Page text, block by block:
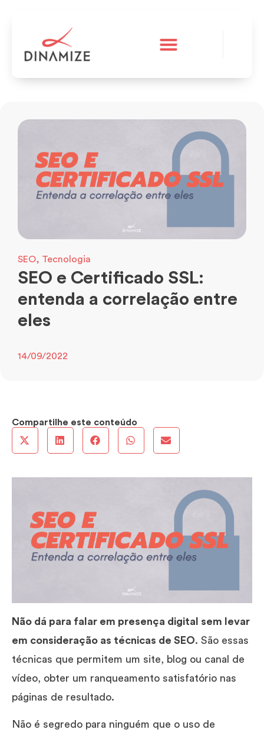
SEO, Tecnologia
SEO e Certificado SSL:
entenda a correlação entre
eles
14/09/2022
Compartilhe este conteúdo
Não dá para falar em presença digital sem levar
em consideração as técnicas de SEO. São essas
técnicas que permitem um site, blog ou canal de
vídeo, obter um ranqueamento satisfatório nas
páginas de resultado.
Não é segredo para ninguém que o uso de